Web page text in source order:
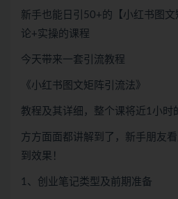
新手也能日引50+的【小红书图
论+实操的课程
今天带来一套引流教程
《小红书图文矩阵引流法》
教程及其详细，整个课将近1小时
方方面面都讲解到了，新手朋友
到效果！
1、创业笔记类型及前期准备